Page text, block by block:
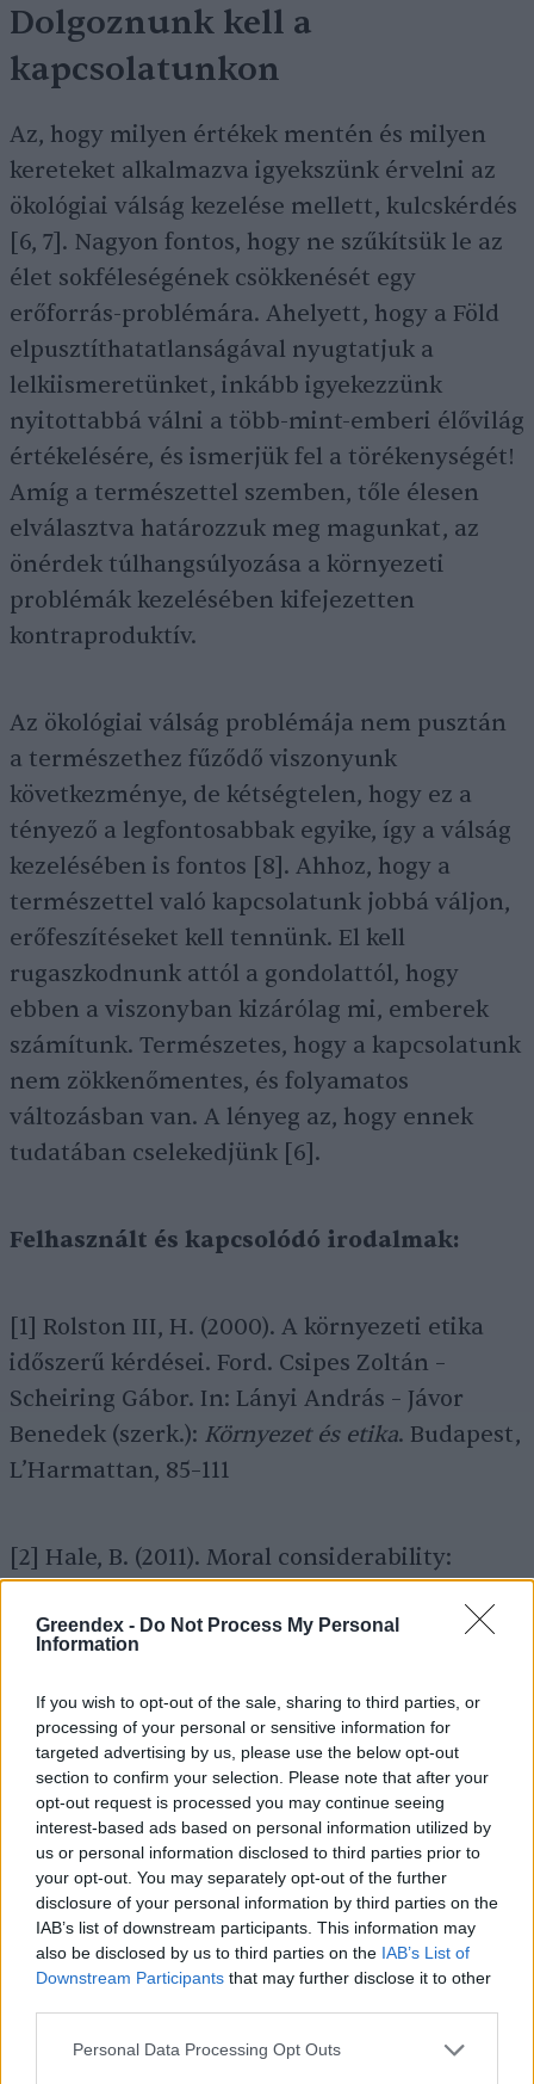
Greendex - Do Not Process My Personal
Information
If you wish to opt-out of the sale, sharing to third parties, or
processing of your personal or sensitive information for
targeted advertising by us, please use the below opt-out
section to confirm your selection. Please note that after your
opt-out request is processed you may continue seeing
interest-based ads based on personal information utilized by
us or personal information disclosed to third parties prior to
your opt-out. You may separately opt-out of the further
disclosure of your personal information by third parties on the
IAB’s list of downstream participants. This information may
also be disclosed by us to third parties on the IAB’s List of
Downstream Participants that may further disclose it to other
Personal Data Processing Opt Outs
Dolgoznunk kell a
kapcsolatunkon
Az, hogy milyen értékek mentén és milyen
kereteket alkalmazva igyekszünk érvelni az
ökológiai válság kezelése mellett, kulcskérdés
[6, 7]. Nagyon fontos, hogy ne szűkítsük le az
élet sokféleségének csökkenését egy
erőforrás-problémára. Ahelyett, hogy a Föld
elpusztíthatatlanságával nyugtatjuk a
lelkiismeretünket, inkább igyekezzünk
nyitottabbá válni a több-mint-emberi élővilág
értékelésére, és ismerjük fel a törékenységét!
Amíg a természettel szemben, tőle élesen
elválasztva határozzuk meg magunkat, az
önérdek túlhangsúlyozása a környezeti
problémák kezelésében kifejezetten
kontraproduktív.
Az ökológiai válság problémája nem pusztán
a természethez fűződő viszonyunk
következménye, de kétségtelen, hogy ez a
tényező a legfontosabbak egyike, így a válság
kezelésében is fontos [8]. Ahhoz, hogy a
természettel való kapcsolatunk jobbá váljon,
erőfeszítéseket kell tennünk. El kell
rugaszkodnunk attól a gondolattól, hogy
ebben a viszonyban kizárólag mi, emberek
számítunk. Természetes, hogy a kapcsolatunk
nem zökkenőmentes, és folyamatos
változásban van. A lényeg az, hogy ennek
tudatában cselekedjünk [6].
Felhasznált és kapcsolódó irodalmak:
[1] Rolston III, H. (2000). A környezeti etika
időszerű kérdései. Ford. Csipes Zoltán –
Scheiring Gábor. In: Lányi András – Jávor
Benedek (szerk.): Környezet és etika. Budapest,
L’Harmattan, 85–111
[2] Hale, B. (2011). Moral considerability:
Environment16(2), 37–62.
[3] Lányi, A. (2020). Az ökoetika útkeresése. In:
Bevezetés az ökofilozófiába.Budapest,
L’Harmattan, 157–193.
[4] Cafaro, P. (2015). Three ways to think about
the sixth mass extinction.Biological
Conservation192, 387–393.